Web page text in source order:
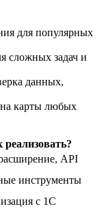
для популярных
сложных задач и
данных,
карты любых
реализовать?
API
инструменты
с 1С